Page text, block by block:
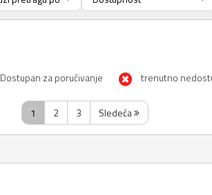
Dostupan za poručivanje trenutno
1 2 3 Sledeća